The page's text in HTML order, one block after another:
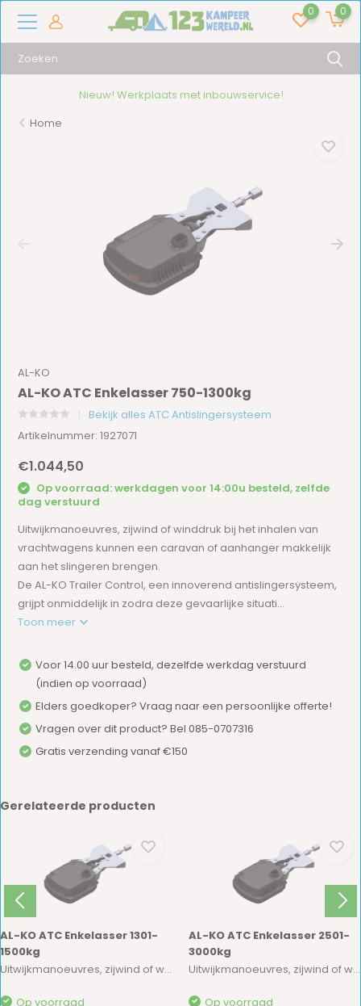
0 0
met inbouwservice!
Home
AL-KO
AL-KO ATC Enkelasser 750-1300kg
Bekijk alles ATC Antislingersysteem
Artikelnummer: 1927071
€1.044,50
Op voorraad: werkdagen voor 14:00u besteld, zelfde
dag verstuurd
Uitwijkmanoeuvres, zijwind of winddruk bij het inhalen van
vrachtwagens kunnen een caravan of aanhanger makkelijk
aan het slingeren brengen.
De AL-KO Trailer Control, een innoverend antislingersysteem,
grijpt onmiddelijk in zodra deze gevaarlijke situati...
Toon meer
Voor 14.00 uur besteld, dezelfde werkdag verstuurd
(indien op voorraad)
Elders goedkoper? Vraag naar een persoonlijke offerte!
Vragen over dit product? Bel 085-0707316
Gratis verzending vanaf €150
Gerelateerde producten
AL-KO ATC Enkelasser 1301-
1500kg
Uitwijkmanoeuvres, zijwind of winddruk bij het...
Op voorraad
AL-KO ATC Enkelasser 2501-
3000kg
Uitwijkmanoeuvres, zijwind of winddruk bij het...
Op voorraad